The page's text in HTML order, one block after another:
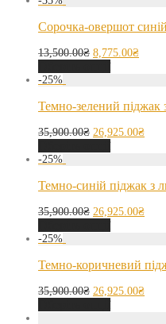
Сорочка-овершот синій
13,500.00₴ 8,775.00₴
-25%
Темно-зелений піджак
35,900.00₴ 26,925.00₴
-25%
Темно-синій піджак з
35,900.00₴ 26,925.00₴
-25%
Темно-коричневий
35,900.00₴ 26,925.00₴